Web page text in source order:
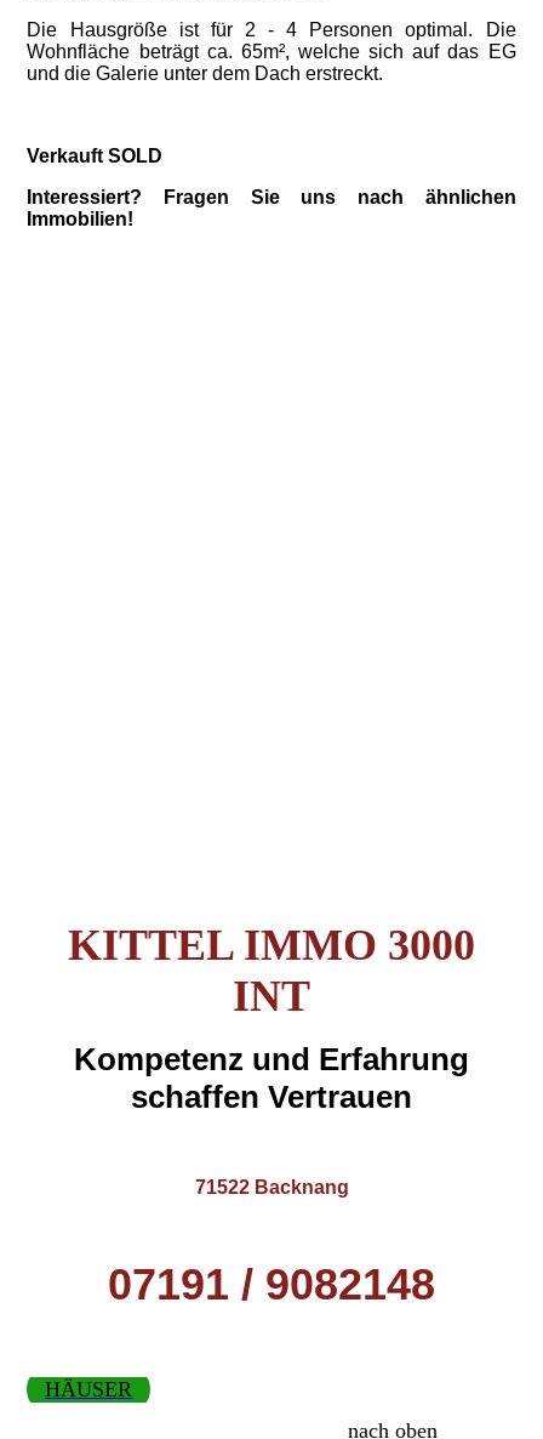
Die Hausgröße ist für 2 - 4 Personen optimal. Die
Wohnfläche beträgt ca. 65m², welche sich auf das EG
und die Galerie unter dem Dach erstreckt.
Verkauft SOLD
Interessiert? Fragen Sie uns nach ähnlichen
Immobilien!
KITTEL IMMO 3000
INT
Kompetenz und Erfahrung
schaffen Vertrauen
71522 Backnang
07191 / 9082148
HÄUSER
nach oben